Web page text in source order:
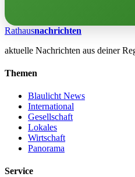
Rathausnachrichten
aktuelle Nachrichten aus deiner
Themen
Blaulicht News
International
Gesellschaft
Lokales
Wirtschaft
Panorama
Service